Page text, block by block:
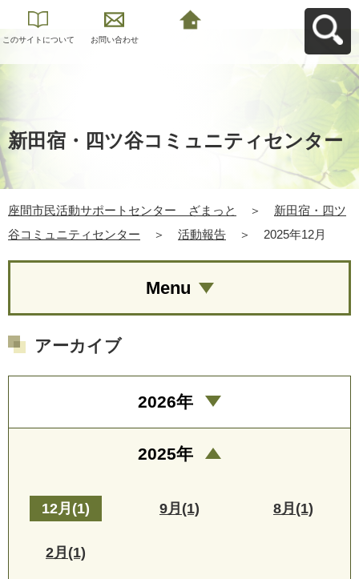
このサイトについて お問い合わせ
新田宿・四ツ谷コミュニティセンター
座間市民活動サポートセンター ざまっと ＞
新田宿・四ツ
谷コミュニティセンター
＞ 活動報告 ＞ 2025年12月
Menu
アーカイブ
2026年
2025年
12月(1) 9月(1) 8月(1)
2月(1)